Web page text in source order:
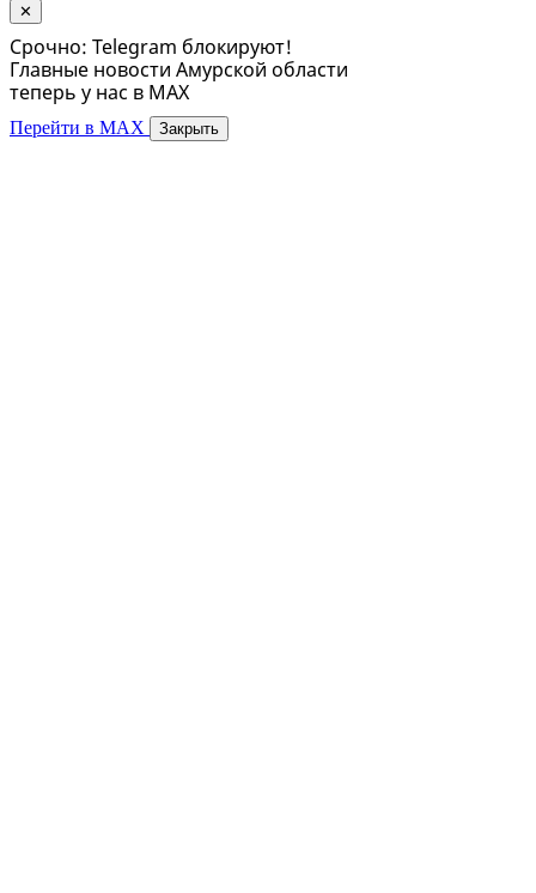
✕
Срочно: Telegram блокируют!
Главные новости Амурской области
теперь у нас в MAX
Перейти в MAX Закрыть